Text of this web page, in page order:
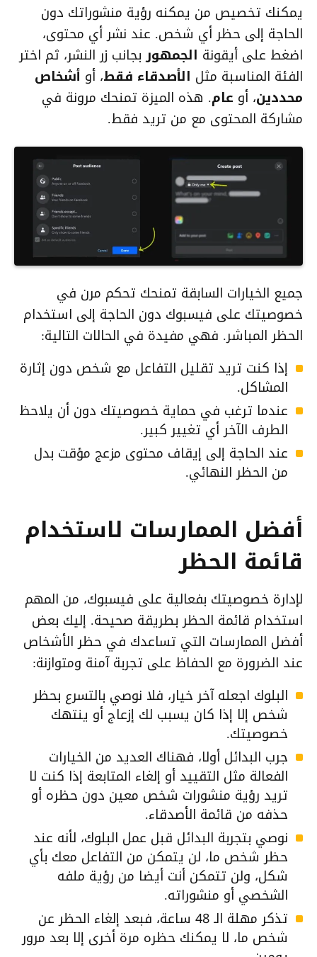
يمكنك تخصيص من يمكنه رؤية منشوراتك دون
الحاجة إلى حظر أي شخص. عند نشر أي محتوى،
اضغط على أيقونة الجمهوربجانب زر النشر، ثم اختر
الفئة المناسبة مثل الأصدقاء فقط، أو أشخاص
محددين، أو عام. هذه الميزة تمنحك مرونة في
مشاركة المحتوى مع من تريد فقط.
جميع الخيارات السابقة تمنحك تحكم مرن في
خصوصيتك على فيسبوك دون الحاجة إلى استخدام
الحظر المباشر. فهي مفيدة في الحالات التالية:
إذا كنت تريد تقليل التفاعل مع شخص دون إثارة
المشاكل.
عندما ترغب في حماية خصوصيتك دون أن يلاحظ
الطرف الآخر أي تغيير كبير.
عند الحاجة إلى إيقاف محتوى مزعج مؤقت بدل
من الحظر النهائي.
أفضل الممارسات لاستخدام
قائمة الحظر
لإدارة خصوصيتك بفعالية على فيسبوك، من المهم
استخدام قائمة الحظر بطريقة صحيحة. إليك بعض
أفضل الممارسات التي تساعدك في حظر الأشخاص
عند الضرورة مع الحفاظ على تجربة آمنة ومتوازنة:
البلوك اجعله آخر خيار، فلا نوصي بالتسرع بحظر
شخص إلا إذا كان يسبب لك إزعاج أو ينتهك
خصوصيتك.
جرب البدائل أولا، فهناك العديد من الخيارات
الفعالة مثل التقييد أو إلغاء المتابعة إذا كنت لا
تريد رؤية منشورات شخص معين دون حظره أو
حذفه من قائمة الأصدقاء.
نوصي بتجربة البدائل قبل عمل البلوك، لأنه عند
حظر شخص ما، لن يتمكن من التفاعل معك بأي
شكل، ولن تتمكن أنت أيضا من رؤية ملفه
الشخصي أو منشوراته.
تذكر مهلة الـ 48 ساعة، فبعد إلغاء الحظر عن
شخص ما، لا يمكنك حظره مرة أخرى إلا بعد مرور